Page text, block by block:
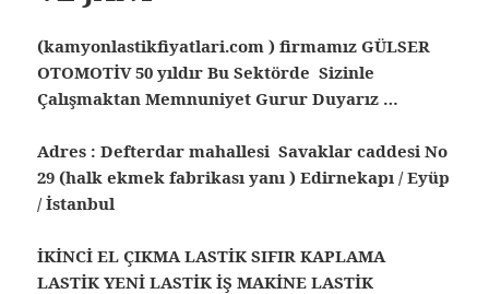
(kamyonlastikfiyatlari.com ) firmamız GÜLSER
OTOMOTİV 50 yıldır Bu Sektörde Sizinle
Çalışmaktan Memnuniyet Gurur Duyarız …
Adres : Defterdar mahallesi Savaklar caddesi No
29 (halk ekmek fabrikası yanı ) Edirnekapı / Eyüp
/ İstanbul
İKİNCİ EL ÇIKMA LASTİK SIFIR KAPLAMA
LASTİK YENİ LASTİK İŞ MAKİNE LASTİK